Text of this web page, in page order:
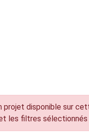
projet disponible sur
les filtres sélectionnés